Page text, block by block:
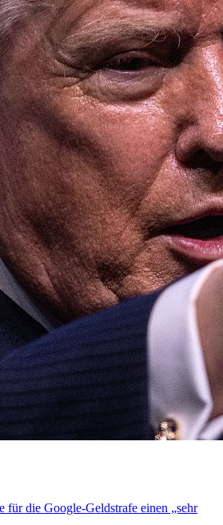
für die Google-Geldstrafe einen „sehr